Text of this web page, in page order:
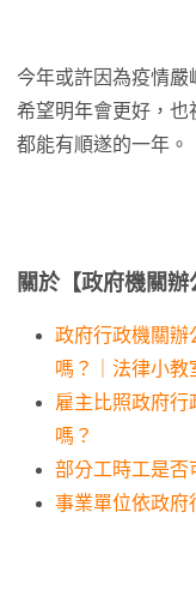
今年或許因為疫情嚴
希望明年會更好，也
都能有順遂的一年。
關於【政府機關
政府行政機關辦
嗎？｜法律小教
雇主比照政府行
嗎？
部分工時工是否
事業單位依政府